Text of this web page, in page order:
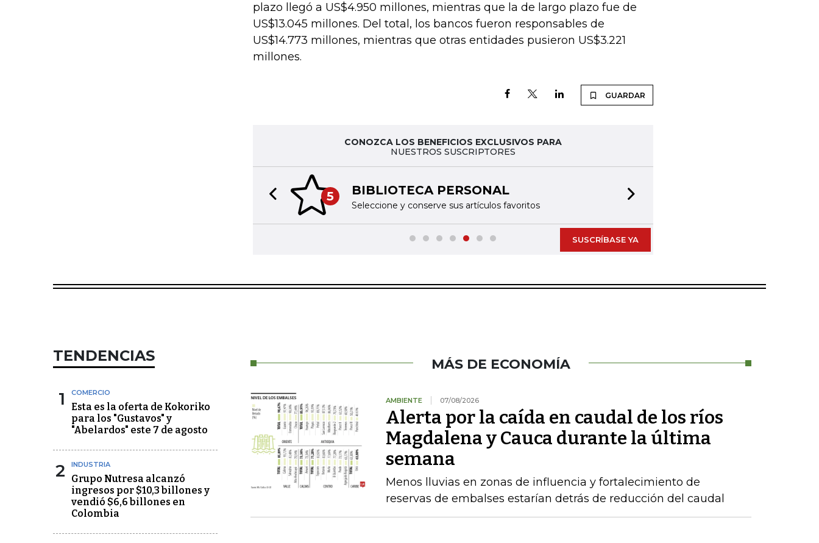
plazo llegó a US$4.950 millones, mientras que la de largo plazo fue de
US$13.045 millones. Del total, los bancos fueron responsables de
US$14.773 millones, mientras que otras entidades pusieron US$3.221
millones.
GUARDAR
CONOZCA LOS BENEFICIOS EXCLUSIVOS PARA
NUESTROS SUSCRIPTORES
5 BIBLIOTECA PERSONAL
Seleccione y conserve sus artículos favoritos
Previous slide
SUSCRÍBASE YA
TENDENCIAS
1 COMERCIO
Esta es la oferta de Kokoriko
para los "Gustavos" y
"Abelardos" este 7 de agosto
2 INDUSTRIA
Grupo Nutresa alcanzó
ingresos por $10,3 billones y
vendió $6,6 billones en
Colombia
MÁS DE ECONOMÍA
AMBIENTE 07/08/2026
Alerta por la caída en caudal de los ríos
Magdalena y Cauca durante la última
semana
Menos lluvias en zonas de influencia y fortalecimiento de
reservas de embalses estarían detrás de reducción del caudal